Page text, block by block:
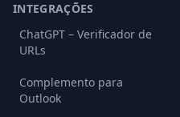
INTEGRAÇÕES
ChatGPT – Verificador de
URLs
Complemento para
Outlook